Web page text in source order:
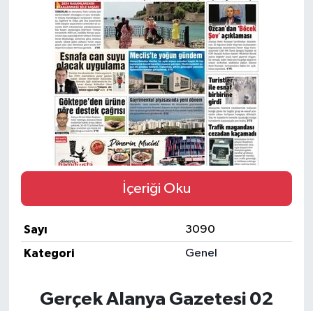
İçeriği Oku
Sayı
3090
Kategori
Genel
Gerçek Alanya Gazetesi 02
Gizlilik İlkeleri - Privacy Policy
Güncel
Gündem
Politika
Spor